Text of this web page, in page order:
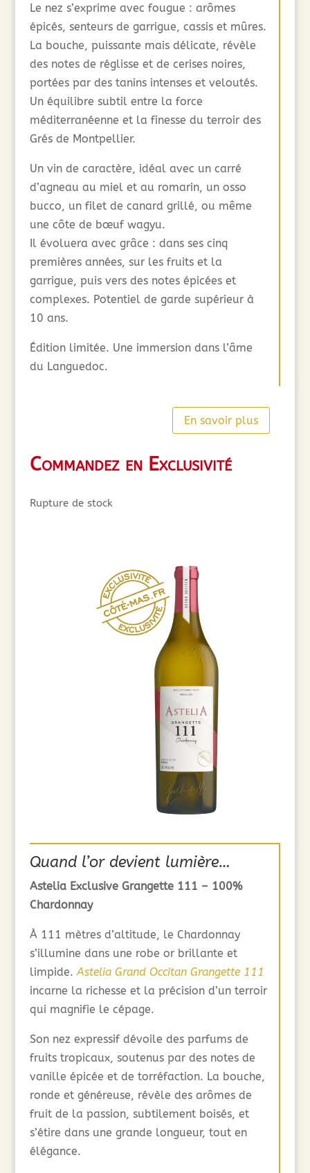
Le nez s’exprime avec fougue : arômes
épicés, senteurs de garrigue, cassis et mûres.
La bouche, puissante mais délicate, révèle
des notes de réglisse et de cerises noires,
portées par des tanins intenses et veloutés.
Un équilibre subtil entre la force
méditerranéenne et la finesse du terroir des
Grés de Montpellier.
Un vin de caractère, idéal avec un carré
d’agneau au miel et au romarin, un osso
bucco, un filet de canard grillé, ou même
une côte de bœuf wagyu.
Il évoluera avec grâce : dans ses cinq
premières années, sur les fruits et la
garrigue, puis vers des notes épicées et
complexes. Potentiel de garde supérieur à
10 ans.
Édition limitée. Une immersion dans l’âme
du Languedoc.
En savoir plus
Commandez en Exclusivité
Rupture de stock
Quand l’or devient lumière…
Astelia Exclusive Grangette 111 – 100%
Chardonnay
À 111 mètres d’altitude, le Chardonnay
s’illumine dans une robe or brillante et
limpide.Astelia Grand Occitan Grangette 111
incarne la richesse et la précision d’un terroir
qui magnifie le cépage.
Son nez expressif dévoile des parfums de
fruits tropicaux, soutenus par des notes de
vanille épicée et de torréfaction. La bouche,
ronde et généreuse, révèle des arômes de
fruit de la passion, subtilement boisés, et
s’étire dans une grande longueur, tout en
élégance.